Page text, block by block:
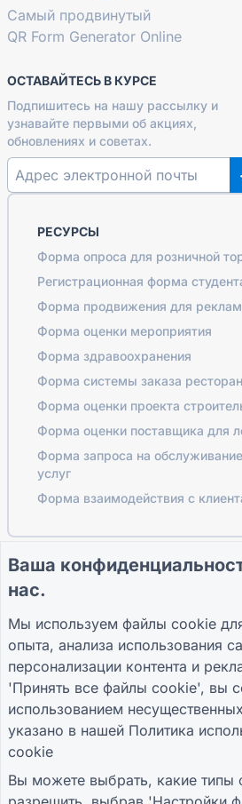
Самый продвинутый
QR Form Generator Online
ОСТАВАЙТЕСЬ В КУРСЕ
Подпишитесь на нашу рассылку и
узнавайте первыми об акциях,
обновлениях и советах.
РЕСУРСЫ
Форма опроса для розничной
Регистрационная форма
Форма продвижения для
Форма оценки мероприятия
Форма здравоохранения
Форма системы заказа
Форма оценки проекта
Форма оценки поставщика для
Форма запроса на
услуг
Форма взаимодействия с
ПРИСОЕДИНЯЙТЕСЬ К СООБЩЕСТВУ
ПУТЕВОДИТЕЛИ
Справочный центр
TIGER FORM
Руководство
КОМПАНИЯ
Ваша
нас.
Мы используем файлы cookie
опыта, анализа использования
персонализации контента и
'Принять все файлы cookie', вы
использованием
указано в нашей Политика
cookie
Вы можете выбрать, какие типы